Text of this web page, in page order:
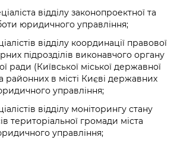
відділу законопроектної та
юридичного управління;
відділу координації правової
підрозділів виконавчого органу
ради (Київської міської державної
районних в місті Києві державних
управління;
відділу моніторингу стану
територіальної громади міста
управління;